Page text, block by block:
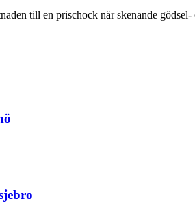
till en prischock när skenande